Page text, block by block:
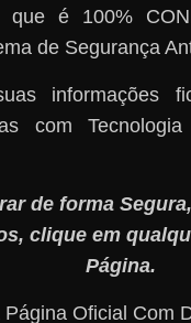
que é 100%
de Segurança
informações
com
de forma
clique em
Página.
Página Oficial Com